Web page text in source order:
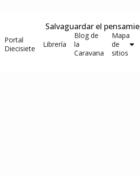
Salvaguardar el
Portal
Diecisiete
Librería
Blog de
la
Caravana
Mapa
de
sitios